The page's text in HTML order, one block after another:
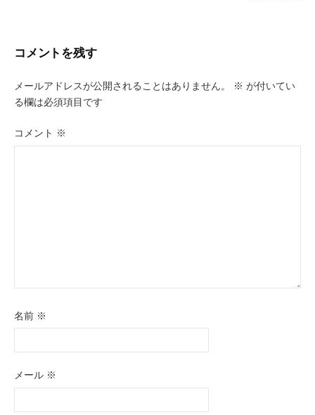
ゲ
ー
シ
ョ
コメントを残す
メールアドレスが公開されることはありません。 ※ が付いてい
る欄は必須項目です
コメント ※
名前 ※
メール ※